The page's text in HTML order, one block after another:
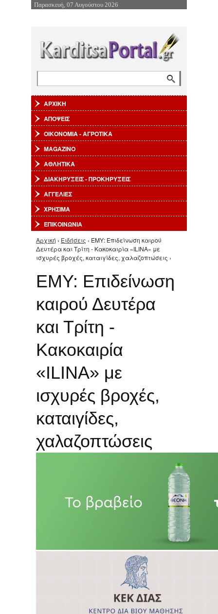
Επιστροφή στην Πλοήγηση
Παρασκευή, 07 Αυγούστου 2026
ΑΡΧΙΚΗ
ΑΠΟΨΕΙΣ
ΟΙΚΟΝΟΜΙΑ - ΑΓΡΟΤΙΚΑ
MAGAZINO
ΑΘΛΗΤΙΚΑ
ΔΙΑΚΗΡΥΞΕΙΣ - ΠΡΟΚΗΡΥΞΕΙΣ
ΑΓΓΕΛΙΕΣ
ΧΡΗΣΙΜΑ
ΕΠΙΚΟΙΝΩΝΙΑ
Είστε εδώ
Αρχική › Ειδήσεις › ΕΜΥ: Επιδείνωση καιρού
Δευτέρα και Τρίτη - Κακοκαιρία «ILINA» με
ισχυρές βροχές, καταιγίδες, χαλαζοπτώσεις ›
ΕΜΥ: Επιδείνωση
καιρού Δευτέρα
και Τρίτη -
Κακοκαιρία
«ILINA» με
ισχυρές βροχές,
καταιγίδες,
χαλαζοπτώσεις